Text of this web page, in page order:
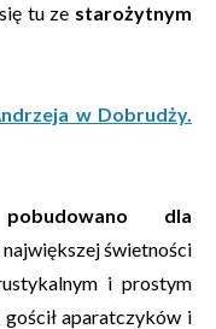
tu ze starożytnym
w Dobrudży.
pobudowano dla
świetności
i prostym
gościł aparatczyków i